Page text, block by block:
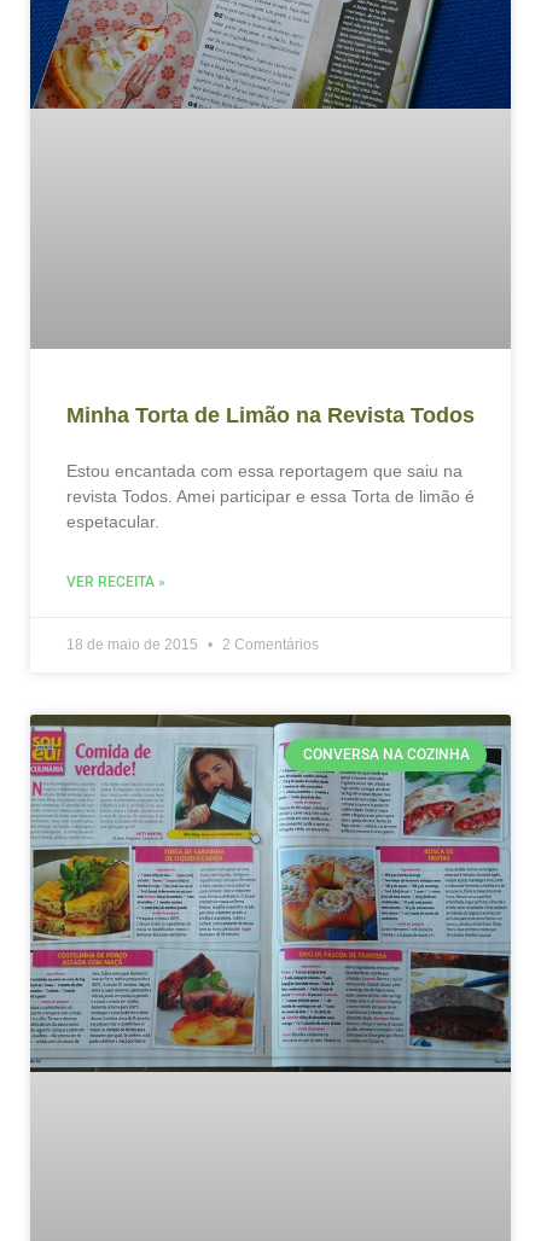
Minha Torta de Limão na Revista Todos
Estou encantada com essa reportagem que saiu na
revista Todos. Amei participar e essa Torta de limão é
espetacular.
VER RECEITA »
18 de maio de 2015 2 Comentários
CONVERSA NA COZINHA